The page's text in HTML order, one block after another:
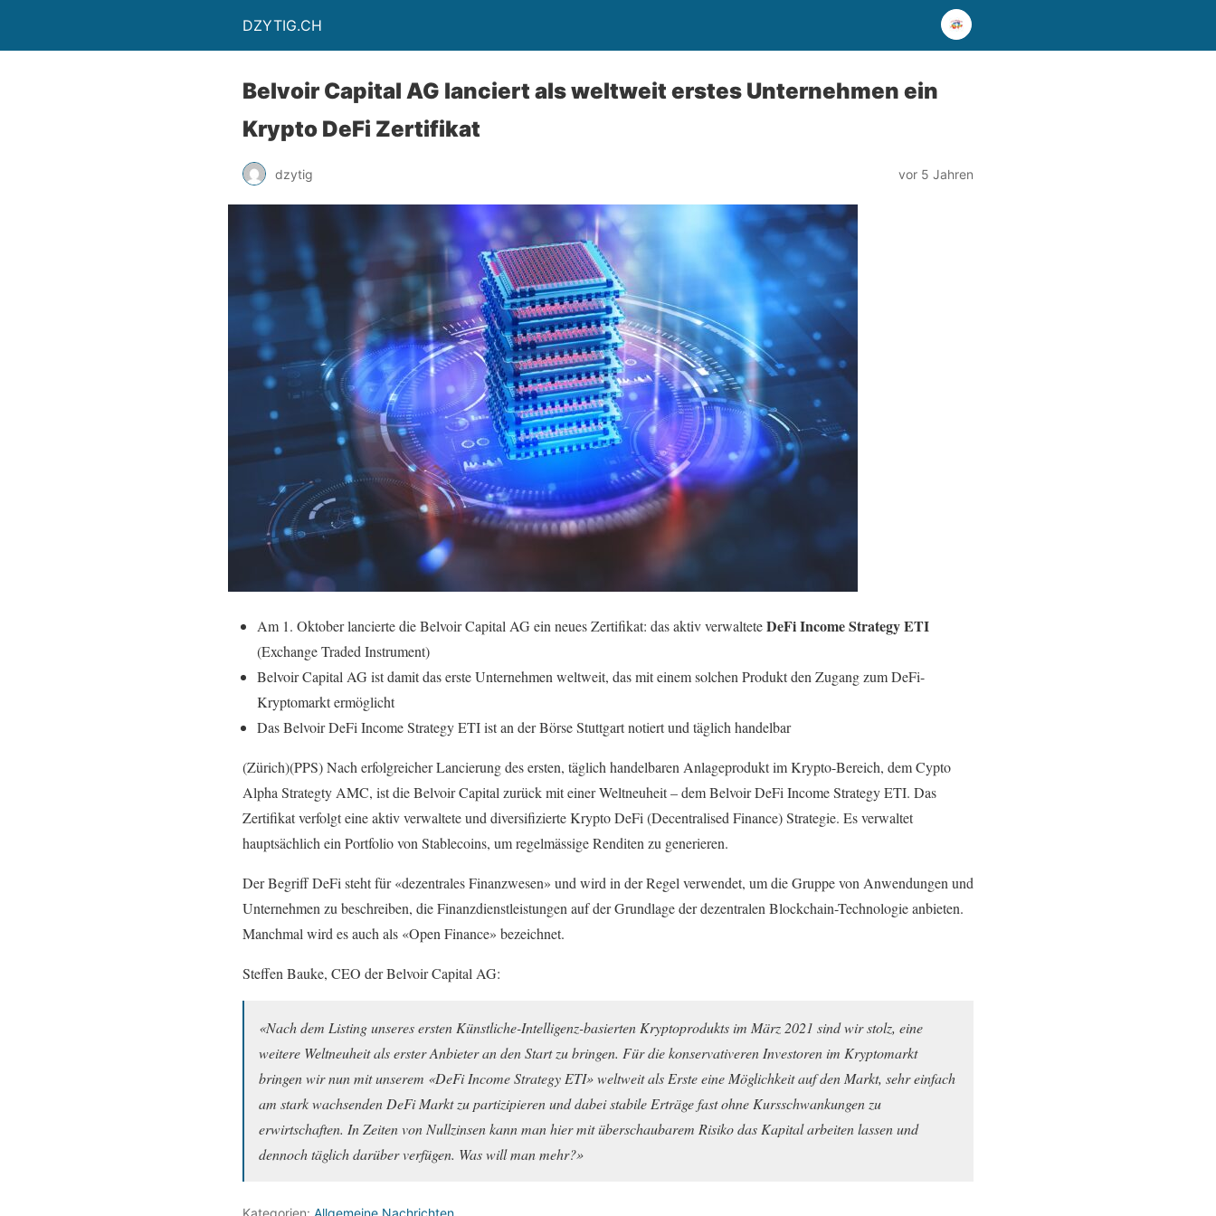
DZYTIG.CH
Belvoir Capital AG lanciert als weltweit erstes Unternehmen ein
Krypto DeFi Zertifikat
dzytig vor 5 Jahren
Am 1. Oktober lancierte die Belvoir Capital AG ein neues Zertifikat: das aktiv verwalteteDeFi Income Strategy ETI
(Exchange Traded Instrument)
Belvoir Capital AG ist damit das erste Unternehmen weltweit, das mit einem solchen Produkt den Zugang zum DeFi-
Kryptomarkt ermöglicht
Das Belvoir DeFi Income Strategy ETI ist an der Börse Stuttgart notiert und täglich handelbar
(Zürich)(PPS) Nach erfolgreicher Lancierung des ersten, täglich handelbaren Anlageprodukt im Krypto-Bereich, dem Cypto
Alpha Strategty AMC, ist die Belvoir Capital zurück mit einer Weltneuheit – dem Belvoir DeFi Income Strategy ETI. Das
Zertifikat verfolgt eine aktiv verwaltete und diversifizierte Krypto DeFi (Decentralised Finance) Strategie. Es verwaltet
hauptsächlich ein Portfolio von Stablecoins, um regelmässige Renditen zu generieren.
Der Begriff DeFi steht für «dezentrales Finanzwesen» und wird in der Regel verwendet, um die Gruppe von Anwendungen und
Unternehmen zu beschreiben, die Finanzdienstleistungen auf der Grundlage der dezentralen Blockchain-Technologie anbieten.
Manchmal wird es auch als «Open Finance» bezeichnet.
Steffen Bauke, CEO der Belvoir Capital AG:
«Nach dem Listing unseres ersten Künstliche-Intelligenz-basierten Kryptoprodukts im März 2021 sind wir stolz, eine
weitere Weltneuheit als erster Anbieter an den Start zu bringen. Für die konservativeren Investoren im Kryptomarkt
bringen wir nun mit unserem «DeFi Income Strategy ETI» weltweit als Erste eine Möglichkeit auf den Markt, sehr einfach
am stark wachsenden DeFi Markt zu partizipieren und dabei stabile Erträge fast ohne Kursschwankungen zu
erwirtschaften. In Zeiten von Nullzinsen kann man hier mit überschaubarem Risiko das Kapital arbeiten lassen und
dennoch täglich darüber verfügen. Was will man mehr?»
Kategorien: Allgemeine Nachrichten